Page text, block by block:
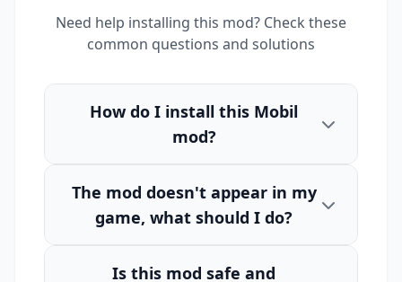
Need help installing this mod? Check these
common questions and solutions
How do I install this Mobil
mod?
The mod doesn't appear in my
game, what should I do?
Is this mod safe and